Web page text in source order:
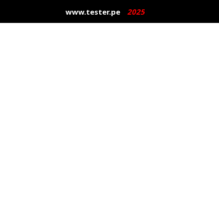
e
b
o
t
a
g
t
u
b
e
l
o
www.tester.pe 2025